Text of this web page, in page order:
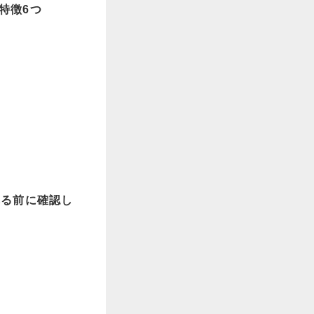
徴6つ
前に確認し